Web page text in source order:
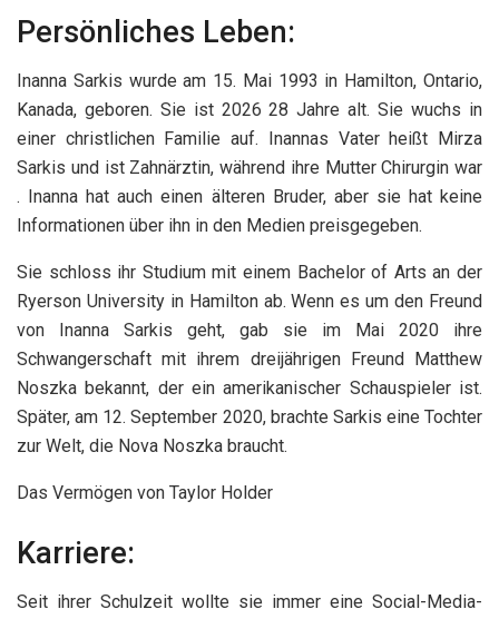
Persönliches Leben:
Inanna Sarkis wurde am 15. Mai 1993 in Hamilton, Ontario,
Kanada, geboren. Sie ist 2026 28 Jahre alt. Sie wuchs in
einer christlichen Familie auf. Inannas Vater heißt Mirza
Sarkis und ist Zahnärztin, während ihre Mutter Chirurgin war
. Inanna hat auch einen älteren Bruder, aber sie hat keine
Informationen über ihn in den Medien preisgegeben.
Sie schloss ihr Studium mit einem Bachelor of Arts an der
Ryerson University in Hamilton ab. Wenn es um den Freund
von Inanna Sarkis geht, gab sie im Mai 2020 ihre
Schwangerschaft mit ihrem dreijährigen Freund Matthew
Noszka bekannt, der ein amerikanischer Schauspieler ist.
Später, am 12. September 2020, brachte Sarkis eine Tochter
zur Welt, die Nova Noszka braucht.
Das Vermögen von Taylor Holder
Karriere:
Seit ihrer Schulzeit wollte sie immer eine Social-Media-